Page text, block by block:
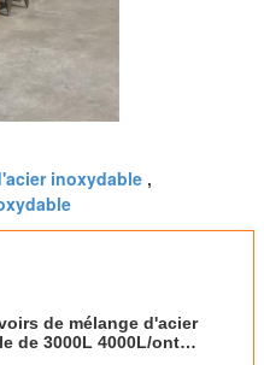
inoxydable ,
de mélange d'acier
de 3000L 4000L/ont